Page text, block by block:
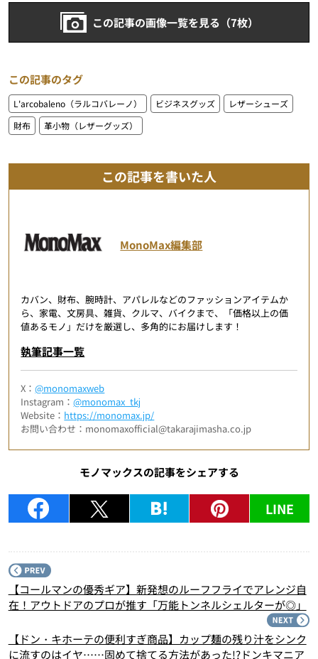
この記事の画像一覧を見る（7枚）
この記事のタグ
L'arcobaleno（ラルコバレーノ） ビジネスグッズ
レザーシューズ
財布
革小物（レザーグッズ）
この記事を書いた人
MonoMax編集部
カバン、財布、腕時計、アパレルなどのファッションアイテムか
ら、家電、文房具、雑貨、クルマ、バイクまで、「価格以上の価
値あるモノ」だけを厳選し、多角的にお届けします！
執筆記事一覧
X：@monomaxweb
Instagram：@monomax_tkj
Website： https://monomax.jp/
お問い合わせ：monomaxofficial@takarajimasha.co.jp
モノマックスの記事をシェアする
LINE
【コールマンの優秀ギア】新発想のルーフフライでアレンジ自
在！アウトドアのプロが推す「万能トンネルシェルターが◎」
【ドン・キホーテの便利すぎ商品】カップ麺の残り汁をシンク
に流すのはイヤ……固めて捨てる方法があった!?ドンキマニア